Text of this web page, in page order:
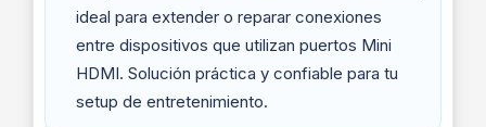
ideal para extender o reparar conexiones
entre dispositivos que utilizan puertos Mini
HDMI. Solución práctica y confiable para tu
setup de entretenimiento.